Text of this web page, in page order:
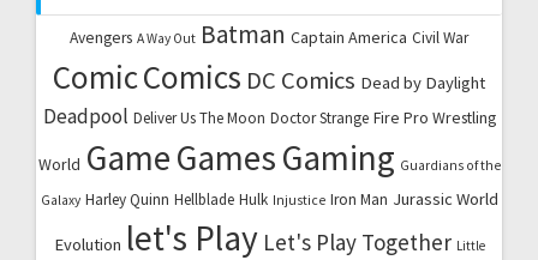
Avengers A Way Out Batman Captain America Civil War
ComicComics DC Comics Dead by Daylight
Deadpool Deliver Us The Moon Doctor Strange Fire Pro Wrestling
World GameGamesGaming Guardians of the
Galaxy Harley Quinn Hellblade Hulk Injustice Iron Man Jurassic World
Evolution let's Play Let's Play Together Little